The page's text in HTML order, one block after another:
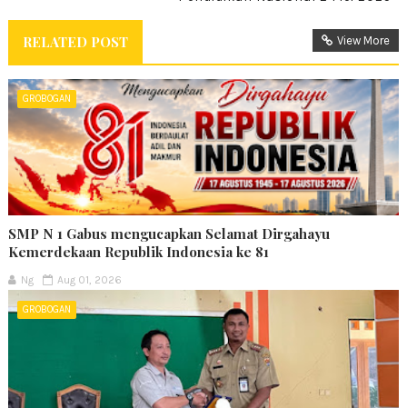
RELATED POST View More
GROBOGAN
SMP N 1 Gabus mengucapkan Selamat Dirgahayu
Kemerdekaan Republik Indonesia ke 81
Ng Aug 01, 2026
GROBOGAN